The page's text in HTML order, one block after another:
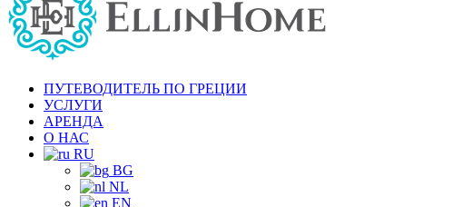
ПУТЕВОДИТЕЛЬ ПО ГРЕЦИИ
УСЛУГИ
АРЕНДА
О НАС
RU
BG
NL
EN